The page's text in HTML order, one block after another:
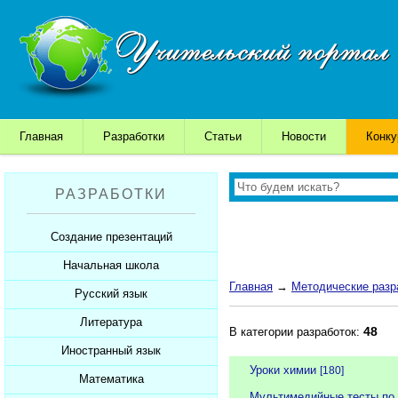
Главная Разработки Статьи Новости
РАЗРАБОТКИ
Создание презентаций
Шаблоны для презентаций
Советы начинающим
Советы дедушки
К презентации...
Начальная школа
Уроки
Презентации
Мультимедийные тесты
Печатные тесты
Русский язык
Уроки
Презентации
Мультимедийные тесты
Литература
Уроки
Презентации
Иностранный язык
Уроки
Математика
Главная → Методические
В категории разработок: 48
Уроки химии [180]